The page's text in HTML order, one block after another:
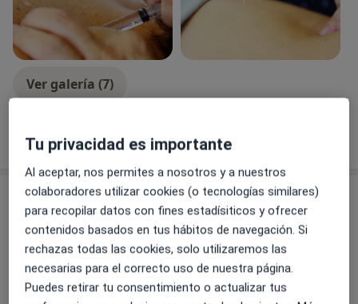
Ver galería (7)
Mostrar más detallessobre la experiencia
Novedades
Dra. Esther Rodríguez
Aprende a ser tu mejor ayuda.
Conocerte es la mejor inversión que puedes
Tu privacidad es importante
Al aceptar, nos permites a nosotros y a nuestros
colaboradores utilizar cookies (o tecnologías similares)
para recopilar datos con fines estadísiticos y ofrecer
contenidos basados en tus hábitos de navegación. Si
rechazas todas las cookies, solo utilizaremos las
necesarias para el correcto uso de nuestra página.
Puedes retirar tu consentimiento o actualizar tus